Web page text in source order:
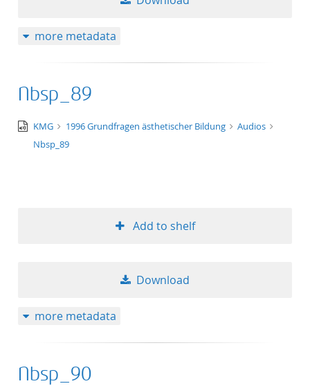
more metadata
Nbsp_89
audio/x-
wav
KMG 1996 Grundfragen ästhetischer Bildung
Audios
Nbsp_89
Add to shelf
Download
more metadata
Nbsp_90